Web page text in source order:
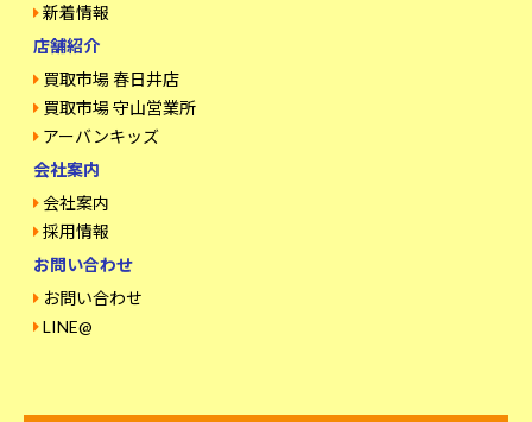
新着情報
店舗紹介
買取市場 春日井店
買取市場 守山営業所
アーバンキッズ
会社案内
会社案内
採用情報
お問い合わせ
お問い合わせ
LINE@